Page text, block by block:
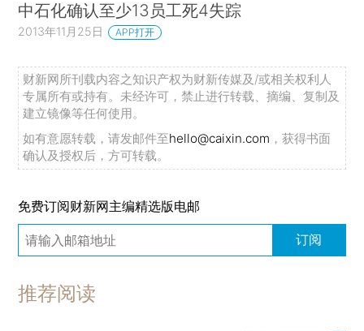
中石化确认至少13员工死4失踪
2013年11月25日 APP打开
财新网所刊载内容之知识产权为财新传媒及/或相关权利人
专属所有或持有。未经许可，禁止进行转载、摘编、复制及
建立镜像等任何使用。
如有意愿转载，请发邮件至hello@caixin.com ，获得书面
确认及授权后，方可转载。
免费订阅财新网主编精选版电邮
订阅
推荐阅读